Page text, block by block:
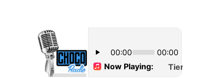
15 paquetes de presumible
Uncategorized
septiembre 17, 2022